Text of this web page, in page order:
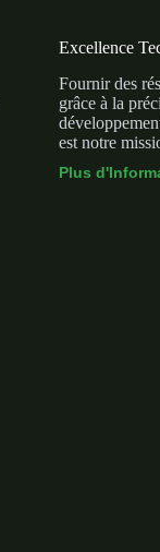
Excellence
Fournir des
grâce à la
est notre
Plus